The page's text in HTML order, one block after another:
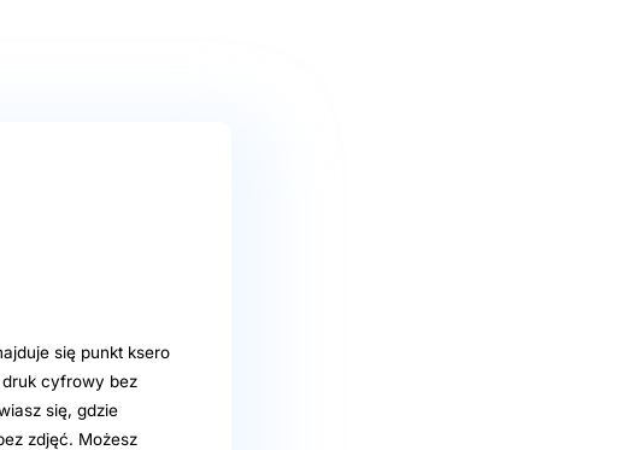
się punkt ksero
druk cyfrowy bez
się, gdzie
zdjęć. Możesz